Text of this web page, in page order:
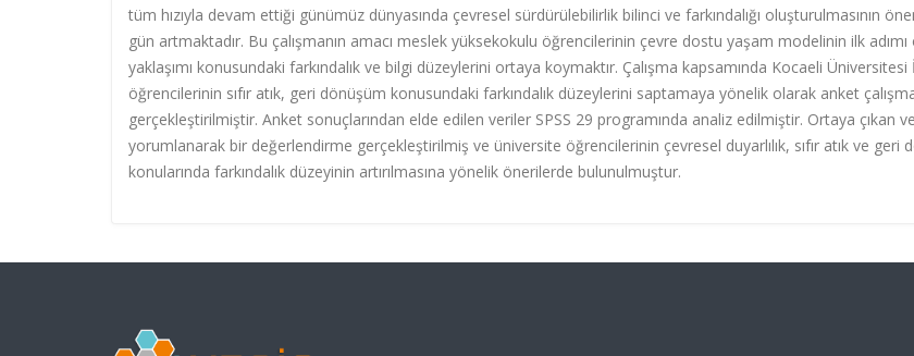
tüm hızıyla devam ettiği günümüz dünyasında çevresel sürdürülebilirlik bilinci ve farkındalığı oluşturulmasının
gün artmaktadır. Bu çalışmanın amacı meslek yüksekokulu öğrencilerinin çevre dostu yaşam modelinin ilk adımı
yaklaşımı konusundaki farkındalık ve bilgi düzeylerini ortaya koymaktır. Çalışma kapsamında Kocaeli
öğrencilerinin sıfır atık, geri dönüşüm konusundaki farkındalık düzeylerini saptamaya yönelik olarak anket
gerçekleştirilmiştir. Anket sonuçlarından elde edilen veriler SPSS 29 programında analiz edilmiştir. Ortaya çıkan
yorumlanarak bir değerlendirme gerçekleştirilmiş ve üniversite öğrencilerinin çevresel duyarlılık, sıfır atık ve geri
konularında farkındalık düzeyinin artırılmasına yönelik önerilerde bulunulmuştur.